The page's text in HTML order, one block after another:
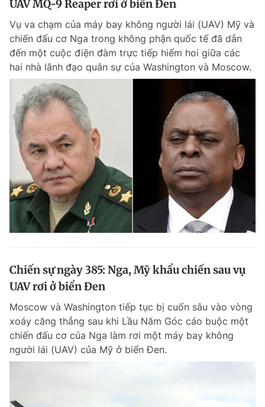
UAV MQ-9 Reaper rơi ở biển Đen
Vụ va chạm của máy bay không người lái (UAV) Mỹ và
chiến đấu cơ Nga trong không phận quốc tế đã dẫn
đến một cuộc điện đàm trực tiếp hiếm hoi giữa các
hai nhà lãnh đạo quân sự của Washington và Moscow.
Chiến sự ngày 385: Nga, Mỹ khẩu chiến sau vụ
UAV rơi ở biển Đen
Moscow và Washington tiếp tục bị cuốn sâu vào vòng
xoáy căng thẳng sau khi Lầu Năm Góc cáo buộc một
chiến đấu cơ của Nga làm rơi một máy bay không
người lái (UAV) của Mỹ ở biển Đen.